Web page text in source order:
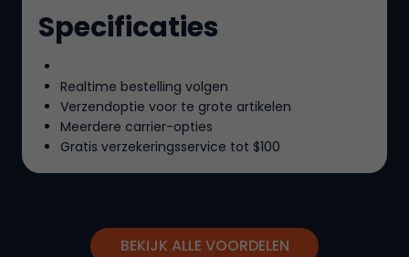
Specificaties
Realtime bestelling volgen
Verzendoptie voor te grote artikelen
Meerdere carrier-opties
Gratis verzekeringsservice tot $100
BEKIJK ALLE VOORDELEN